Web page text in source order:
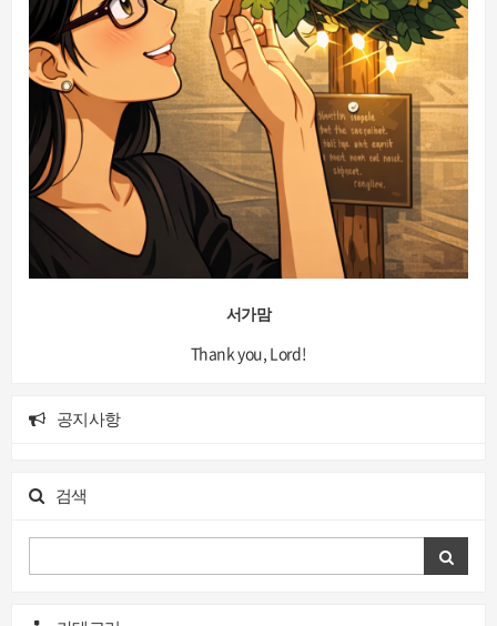
서가맘
Thank you, Lord!
공지사항
검색